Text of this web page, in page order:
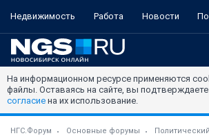
Недвижимость Работа Новости
На информационном ресурсе применяются
файлы. Оставаясь на сайте, вы
согласие на их использование.
НГС.Форум Основные форумы